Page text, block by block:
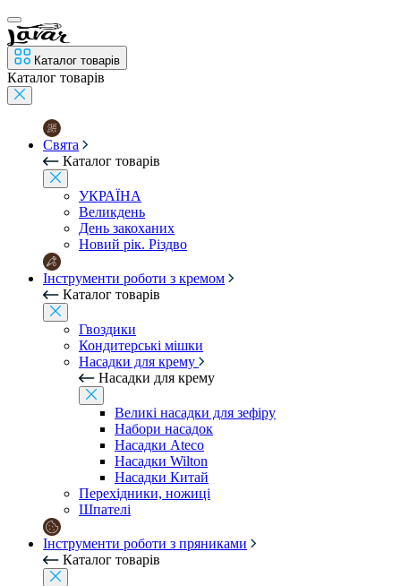
Каталог товарів
Каталог товарів
Свята
Каталог товарів
УКРАЇНА
Великдень
День закоханих
Новий рік. Різдво
Інструменти роботи з кремом
Каталог товарів
Гвоздики
Кондитерські мішки
Насадки для крему
Насадки для крему
Великі насадки для зефіру
Набори насадок
Насадки Ateco
Насадки Wilton
Насадки Китай
Перехідники, ножиці
Шпателі
Інструменти роботи з пряниками
Каталог товарів